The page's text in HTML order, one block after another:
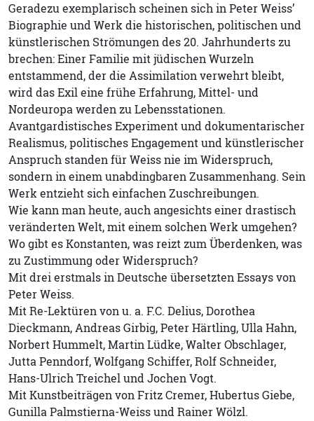
Geradezu exemplarisch scheinen sich in Peter Weiss’
Biographie und Werk die historischen, politischen und
künstlerischen Strömungen des 20. Jahrhunderts zu
brechen: Einer Familie mit jüdischen Wurzeln
entstammend, der die Assimilation verwehrt bleibt,
wird das Exil eine frühe Erfahrung, Mittel- und
Nordeuropa werden zu Lebensstationen.
Avantgardistisches Experiment und dokumentarischer
Realismus, politisches Engagement und künstlerischer
Anspruch standen für Weiss nie im Widerspruch,
sondern in einem unabdingbaren Zusammenhang. Sein
Werk entzieht sich einfachen Zuschreibungen.
Wie kann man heute, auch angesichts einer drastisch
veränderten Welt, mit einem solchen Werk umgehen?
Wo gibt es Konstanten, was reizt zum Überdenken, was
zu Zustimmung oder Widerspruch?
Mit drei erstmals in Deutsche übersetzten Essays von
Peter Weiss.
Mit Re-Lektüren von u. a. F.C. Delius, Dorothea
Dieckmann, Andreas Girbig, Peter Härtling, Ulla Hahn,
Norbert Hummelt, Martin Lüdke, Walter Obschlager,
Jutta Penndorf, Wolfgang Schiffer, Rolf Schneider,
Hans-Ulrich Treichel und Jochen Vogt.
Mit Kunstbeiträgen von Fritz Cremer, Hubertus Giebe,
Gunilla Palmstierna-Weiss und Rainer Wölzl.